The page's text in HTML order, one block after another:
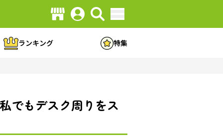
ランキング 特集
でもデスク周りをス